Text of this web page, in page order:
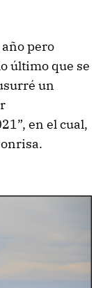
pero
último que se
un
en el cual,